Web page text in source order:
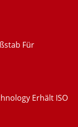
Für
Erhält ISO